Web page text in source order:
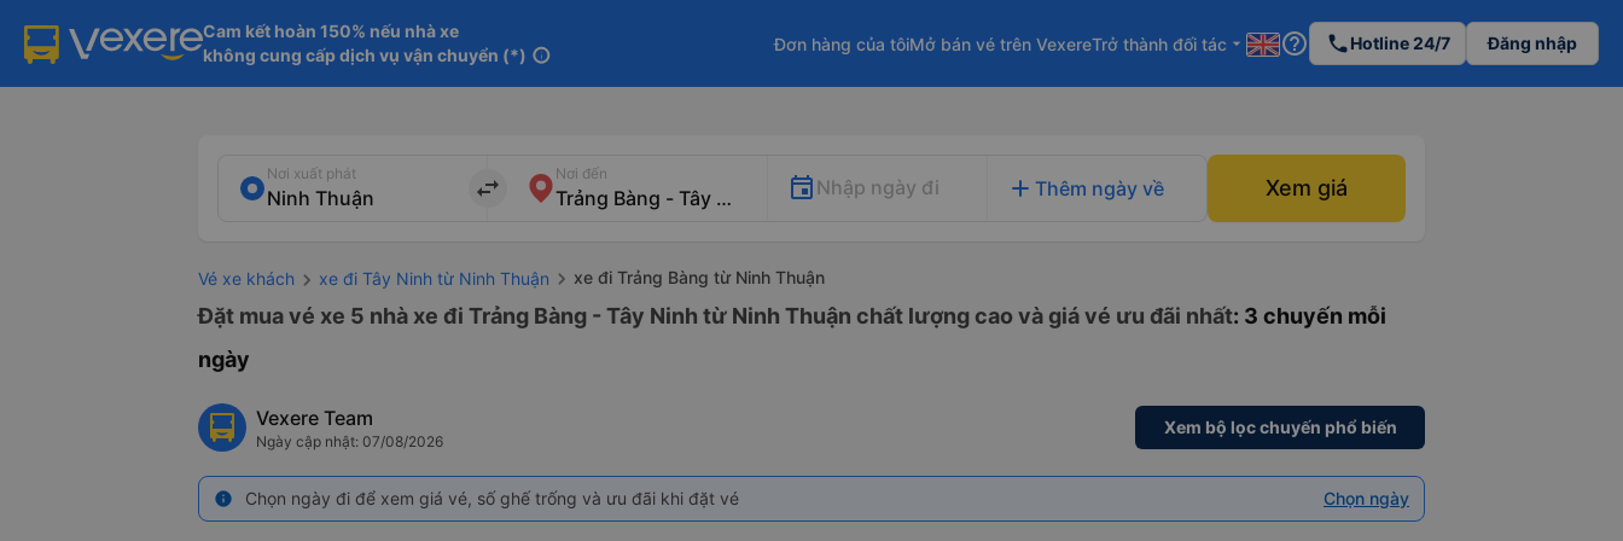
Cam kết hoàn 150% nếu nhà xe
không cung cấp dịch vụ vận chuyển (*) info
Đơn hàng của tôiMở bán vé trên VexereTrở thành đối tác arrow_drop_down help_outline phoneHotline 24/7 Đăng nhập
Nơi xuất phát
import_export
Nơi đến
Nhập ngày đi add Thêm ngày về Xem giá
Vé xe khách xe đi Tây Ninh từ Ninh Thuận xe đi Trảng Bàng từ Ninh Thuận
Đặt mua vé xe 5 nhà xe đi Trảng Bàng - Tây Ninh từ Ninh Thuận chất lượng cao và giá vé ưu đãi nhất: 3 chuyến mỗi
ngày
Vexere Team
Ngày cập nhật: 07/08/2026
Xem bộ lọc chuyến phổ biến
info Chọn ngày đi để xem giá vé, số ghế trống và ưu đãi khi đặt vé Chọn ngày